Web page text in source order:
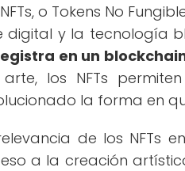
o Tokens No
digital y la tecnología
en un
los NFTs
la forma en
de los NFTs
a la creación